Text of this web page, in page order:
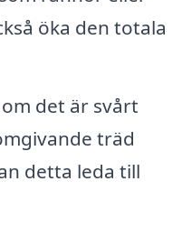
öka den totala
det är svårt
träd
detta leda till